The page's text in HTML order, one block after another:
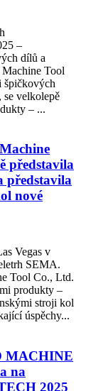
–
dílů a
Tool
špičkových
velkolepě
– ...
představila
představila
nové
Vegas v
SEMA.
Tool Co., Ltd.
produkty –
stroji kol
úspěchy...
MACHINE
na
2025